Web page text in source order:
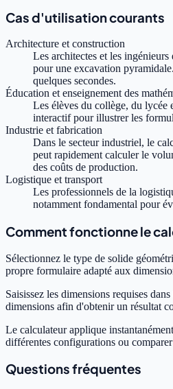
Cas d'utilisation courants
Architecture et construction
Les architectes et les
pour une excavation
quelques secondes.
Éducation et enseignement des
Les élèves du collège, du lycée
interactif pour illustrer les
Industrie et fabrication
Dans le secteur industriel, le
peut rapidement calculer le
des coûts de production.
Logistique et transport
Les professionnels de la
notamment fondamental pour
Comment fonctionne le
Sélectionnez le type de solide
propre formulaire adapté aux
Saisissez les dimensions requises
dimensions afin d'obtenir un résultat
Le calculateur applique
différentes configurations ou
Questions fréquentes